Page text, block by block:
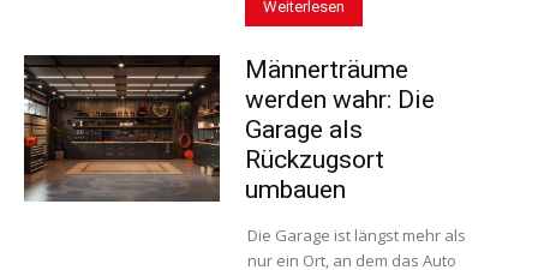
Weiterlesen
Männerträume
werden wahr: Die
Garage als
Rückzugsort
umbauen
Die Garage ist längst mehr als
nur ein Ort, an dem das Auto